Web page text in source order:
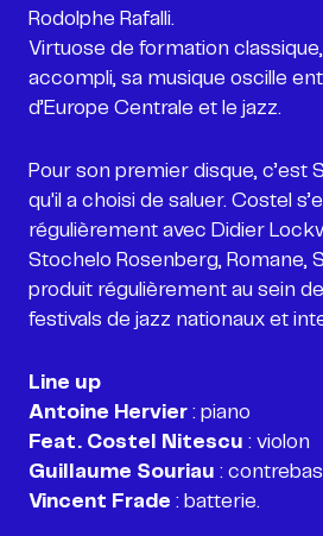
Rodolphe Rafalli.
Virtuose de formation
accompli, sa musique oscille
d’Europe Centrale et le jazz.
Pour son premier disque, c’est
qu'il a choisi de saluer. Costel
régulièrement avec Didier
Stochelo Rosenberg, Romane,
produit régulièrement au sein
festivals de jazz nationaux et
Line up
Antoine Hervier
Feat. Costel Nitescu
Guillaume Souriau
Vincent Frade : batterie.